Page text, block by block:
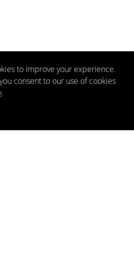
to improve your experience.
consent to our use of cookies
.